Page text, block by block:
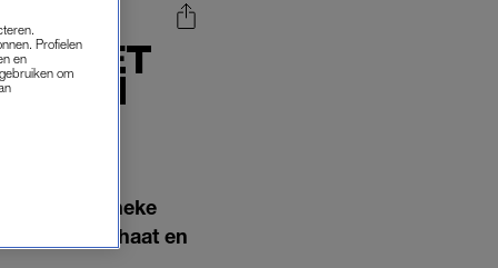
MET
VAN
vertelt Janneke
met online haat en
Profielen
en
om